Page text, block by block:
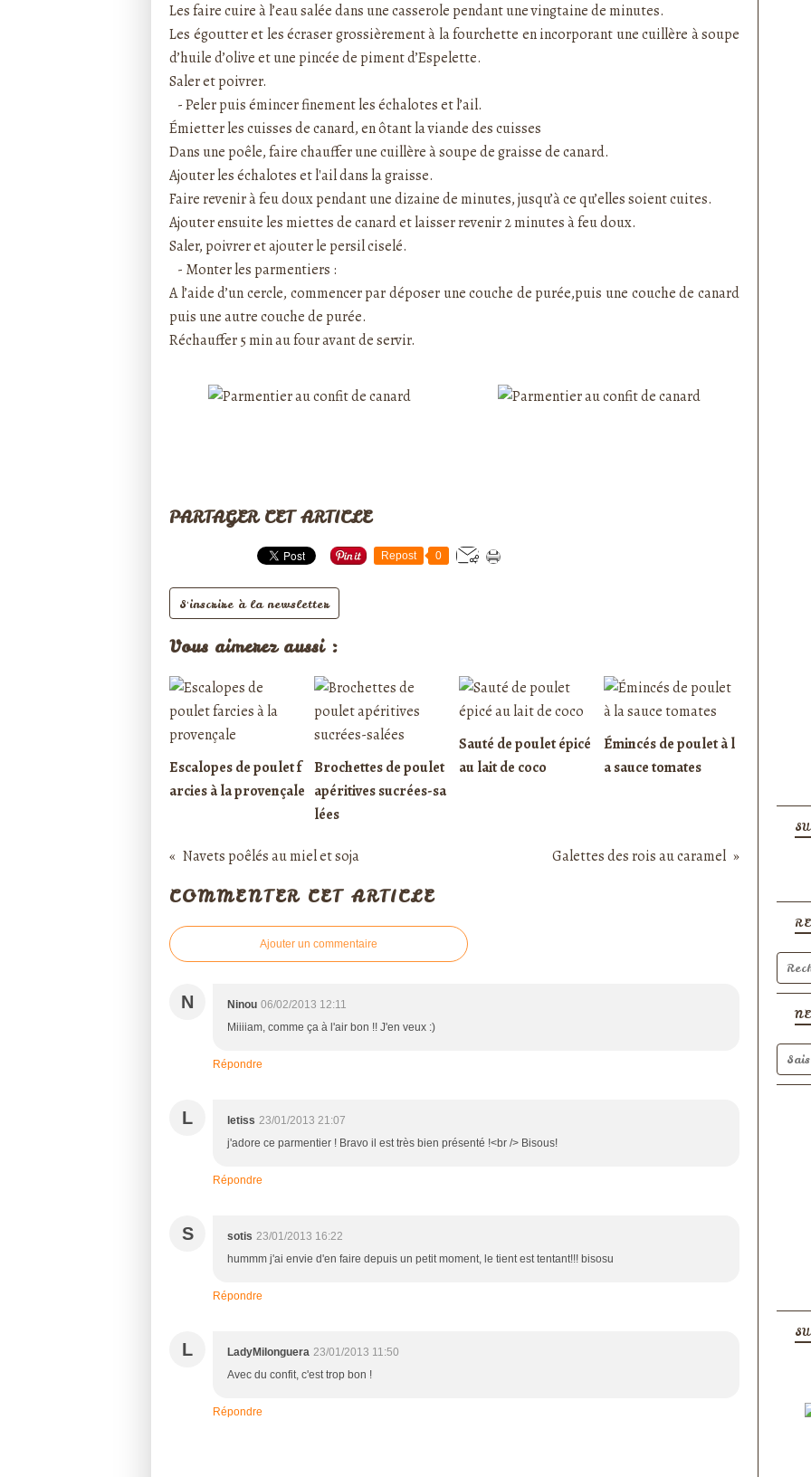
Les faire cuire à l’eau salée dans une casserole pendant une vingtaine de minutes.
Les égoutter et les écraser grossièrement à la fourchette en incorporant une cuillère à soupe
d’huile d’olive et une pincée de piment d’Espelette.
Saler et poivrer.
- Peler puis émincer finement les échalotes et l’ail.
Émietter les cuisses de canard, en ôtant la viande des cuisses
Dans une poêle, faire chauffer une cuillère à soupe de graisse de canard.
Ajouter les échalotes et l'ail dans la graisse.
Faire revenir à feu doux pendant une dizaine de minutes, jusqu’à ce qu’elles soient cuites.
Ajouter ensuite les miettes de canard et laisser revenir 2 minutes à feu doux.
Saler, poivrer et ajouter le persil ciselé.
- Monter les parmentiers :
A l’aide d’un cercle, commencer pardéposerune couche de purée,puis une couche de canard
puis une autre couche de purée.
Réchauffer 5 min au four avant de servir.
PARTAGER CET ARTICLE
Repost 0
S'inscrire à la newsletter
Vous aimerez aussi :
Escalopes de poulet f
arcies à la provençale
Brochettes de poulet
apéritives sucrées-sa
lées
Sauté de poulet épicé
au lait de coco
Émincés de poulet à l
a sauce tomates
Navets poêlés au miel et soja Galettes des rois au caramel
COMMENTER CET ARTICLE
Ajouter un commentaire
N Ninou 06/02/2013 12:11
Miiiiam, comme ça à l'air bon !! J'en veux :)
Répondre
L letiss 23/01/2013 21:07
j'adore ce parmentier ! Bravo il est très bien présenté !<br /> Bisous!
Répondre
S sotis 23/01/2013 16:22
hummm j'ai envie d'en faire depuis un petit moment, le tient est tentant!!! bisosu
Répondre
L LadyMilonguera 23/01/2013 11:50
Avec du confit, c'est trop bon !
Répondre